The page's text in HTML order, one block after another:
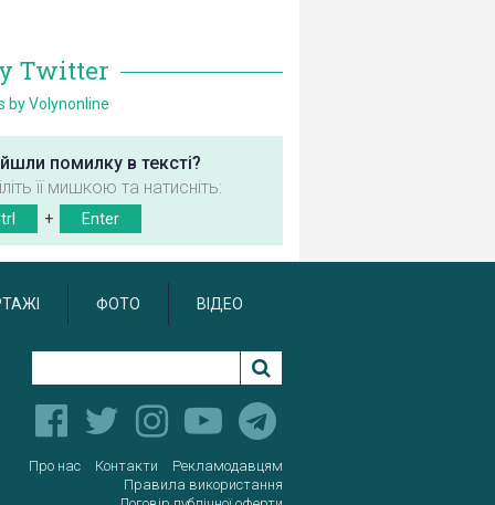
Twitter
by Volynonline
помилку в тексті?
її мишкою та натисніть:
+ Enter
ФОТО ВІДЕО
Про нас Контакти
Рекламодавцям
Правила використання